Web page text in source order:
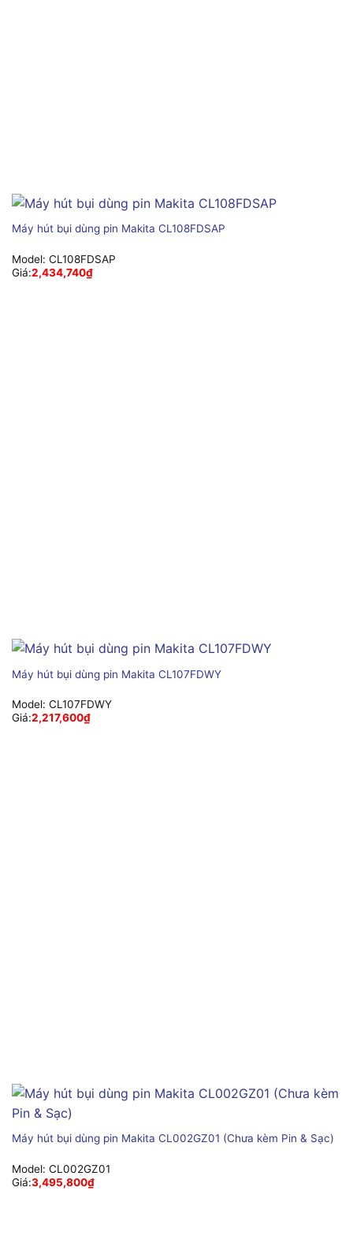
Máy hút bụi dùng pin Makita CL108FDSAP
Model: CL108FDSAP
Giá:2,434,740₫
Máy hút bụi dùng pin Makita CL107FDWY
Model: CL107FDWY
Giá:2,217,600₫
Máy hút bụi dùng pin Makita CL002GZ01 (Chưa kèm Pin & Sạc)
Model: CL002GZ01
Giá:3,495,800₫